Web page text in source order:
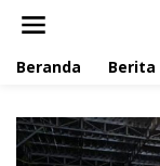
Beranda Berita